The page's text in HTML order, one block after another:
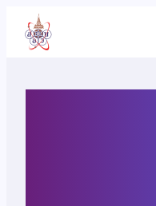
เนื้อหา